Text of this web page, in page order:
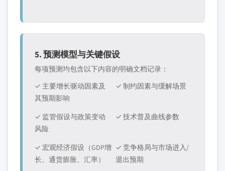
5. 预测模型与关键假设
每项预测均包含以下内容的明确文档记录：
✓ 主要增长驱动因素及
其预期影响
✓ 制约因素与缓解场景
✓ 监管假设与政策变动
风险
✓ 技术普及曲线参数
✓ 宏观经济假设（GDP增
长、通货膨胀、汇率）
✓ 竞争格局与市场进入/
退出预期